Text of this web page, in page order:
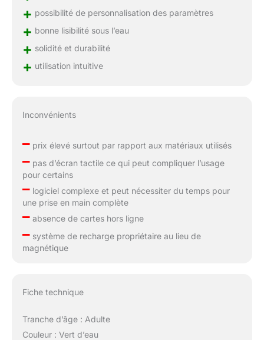
+ possibilité de personnalisation des paramètres
+ bonne lisibilité sous l’eau
+ solidité et durabilité
+ utilisation intuitive
Inconvénients
–prix élevé surtout par rapport aux matériaux utilisés
–pas d’écran tactile ce qui peut compliquer l’usage
pour certains
–logiciel complexe et peut nécessiter du temps pour
une prise en main complète
–absence de cartes hors ligne
–système de recharge propriétaire au lieu de
magnétique
Fiche technique
Tranche d’âge : Adulte
Couleur : Vert d’eau